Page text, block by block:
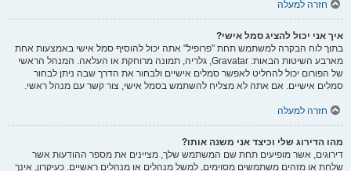
חזרה למעלה
איך אני יכול להציג סמל אישי?
בתוך לוח הבקרה למשתמש תחת "פרופיל" אתה יכול להוסיף סמל אישי באמצעות אחת
מארבע השיטות הבאות: Gravatar, גלריה, תמונה מרוחקת או העלאה. המנהל הראשי
של הפורום יכול להחליט לאפשר סמלים אישיים ולבחור את הדרך שבה ניתן לבחור
סמלים אישיים. אם אתה לא מצליח להשתמש בסמל אישי, צור קשר עם מנהל ראשי.
חזרה למעלה
מהו הדירוג שלי וכיצד אני משנה אותו?
דירוגים, אשר מופיעים תחת שם המשתמש שלך, מציינים את מספר ההודעות אשר
שלחת או מזהים משתמשים מסוימים, למשל מנהלים או מנהלים ראשיים. כעיקרון, אינך